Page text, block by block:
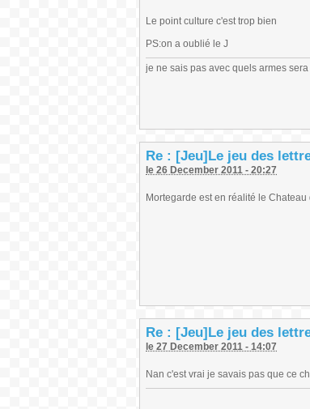
Le point culture c'est trop bien
PS:on a oublié le J
je ne sais pas avec quels armes
Re : [Jeu]Le jeu des
le 26 December 2011 - 20:27
Mortegarde est en réalité le
Re : [Jeu]Le jeu des
le 27 December 2011 - 14:07
Nan c'est vrai je savais pas que ce